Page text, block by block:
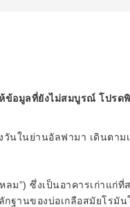
อมูลที่ยังไม่สมบูรณ์ โปรด
นในย่านอัลฟามา เดินตาม
ม”) ซึ่งเป็นอาคารเก่าแก่
ฐานของบ่อเกลือสมัยโรมั